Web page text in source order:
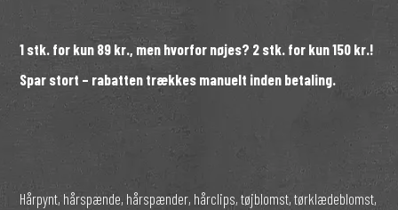
1 stk. for kun 89 kr., men hvorfor nøjes? 2 stk. for kun 150 kr.!
Spar stort – rabatten trækkes manuelt inden betaling.
Hårpynt, hårspænde, hårspænder, hårclips, tøjblomst, tørklædeblomst,